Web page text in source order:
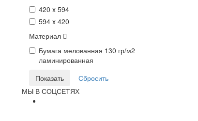
420 x 594
594 x 420
Материал
Бумага мелованная 130 гр/м2
ламинированная
МЫ В СОЦСЕТЯХ